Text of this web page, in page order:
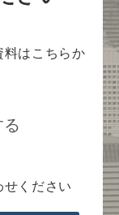
料はこちらか
ください